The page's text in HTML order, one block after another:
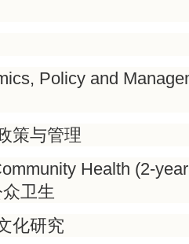
Policy and
与管理
Health (2-year
卫生
研究